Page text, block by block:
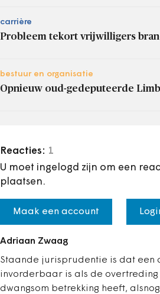
carrière
Probleem tekort vrijwilligers
bestuur en organisatie
Opnieuw oud-gedeputeerde
Reacties: 1
U moet ingelogd zijn om een
plaatsen.
Maak een account
Adriaan Zwaag
Staande jurisprudentie is dat een
invorderbaar is als de
dwangsom betrekking heeft,